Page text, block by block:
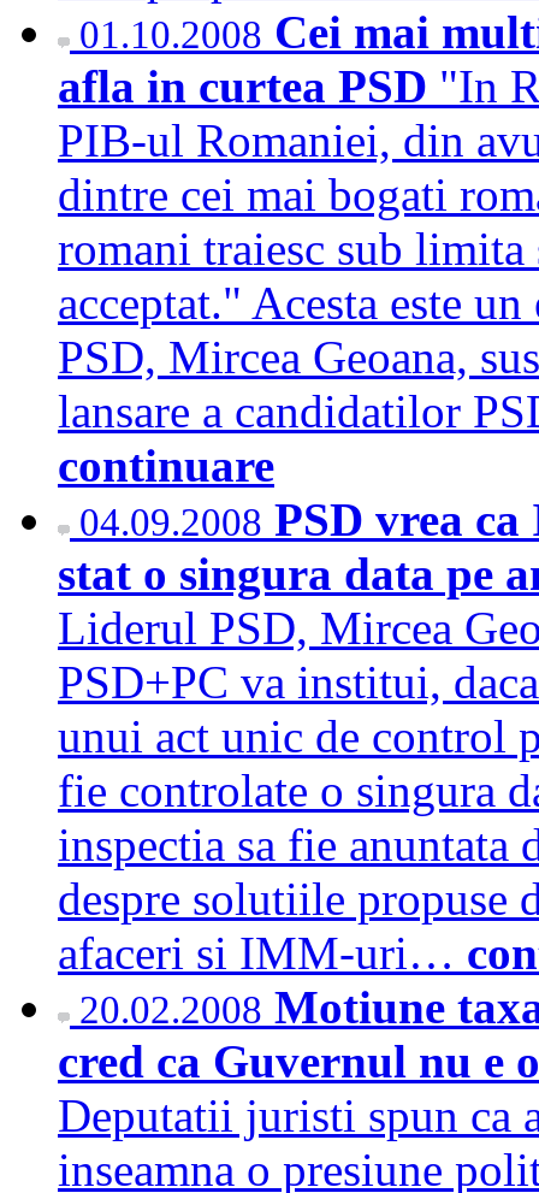
01.10.2008 Cei mai
afla in curtea PSD "In
PIB-ul Romaniei, din
dintre cei mai bogati
romani traiesc sub limita
acceptat." Acesta este
PSD, Mircea Geoana,
lansare a candidatilor
continuare
04.09.2008 PSD vrea
stat o singura data pe
Liderul PSD, Mircea
PSD+PC va institui,
unui act unic de control
fie controlate o singura
inspectia sa fie
despre solutiile propuse
afaceri si IMM-uri…
20.02.2008 Motiune
cred ca Guvernul nu e
Deputatii juristi spun ca
inseamna o presiune